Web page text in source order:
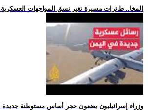
.. المخا.. طائرات مسيرة تغير نسق المواجهات
.. وزراء إسرائيليون يضعون حجر أساس مستوطنة